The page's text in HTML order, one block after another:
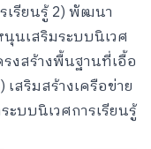
เรียนรู้ 2) พัฒนา
นเสริมระบบนิเวศ
งสร้างพื้นฐานที่เอื้อ
สริมสร้างเครือข่าย
บบนิเวศการเรียนรู้